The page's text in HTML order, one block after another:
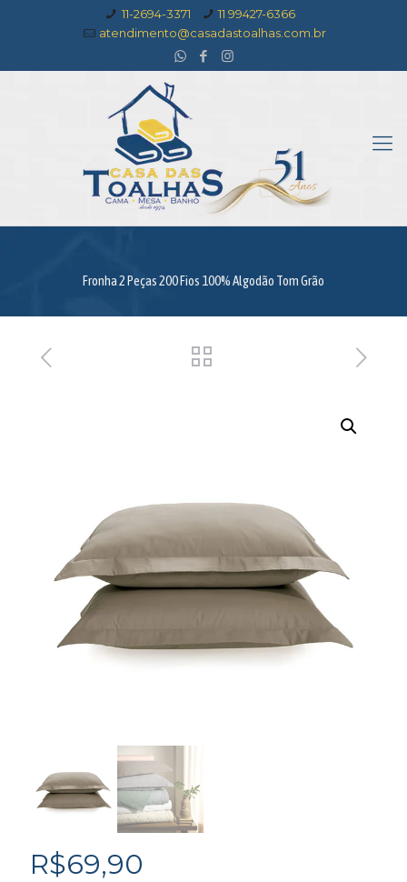
11-2694-3371
11 99427-6366
atendimento@casadastoalhas.com.br
Fronha 2 Peças 200 Fios 100% Algodão Tom Grão
R$69,90